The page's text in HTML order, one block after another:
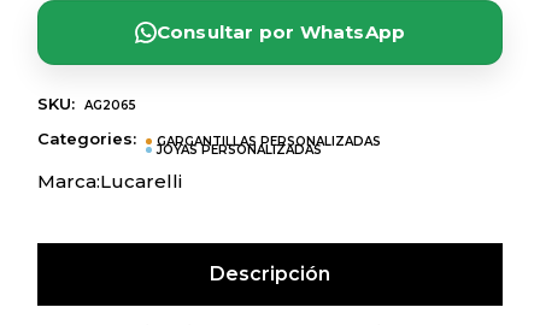
Consultar por WhatsApp
SKU: AG2065
Categories: GARGANTILLAS PERSONALIZADAS
JOYAS PERSONALIZADAS
Marca:Lucarelli
Descripción